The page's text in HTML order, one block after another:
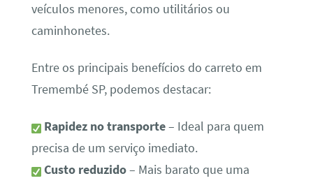
veículos menores, como utilitários ou
caminhonetes.
Entre os principais benefícios do carreto em
Tremembé SP, podemos destacar:
Rapidez no transporte– Ideal para quem
precisa de um serviço imediato.
Custo reduzido– Mais barato que uma